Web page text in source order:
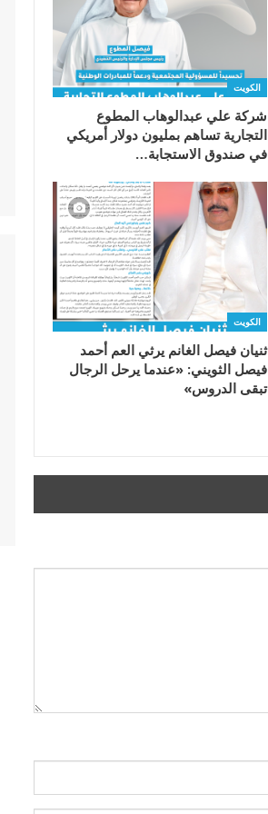
الكويت
شركة علي عبدالوهاب المطوع
التجارية تساهم بمليون دولار أمريكي
في صندوق الاستجابة…
الكويت
ثنيان فيصل الغانم يرثي العم أحمد
فيصل الثويني: «عندما يرحل الرجال
تبقى الدروس»